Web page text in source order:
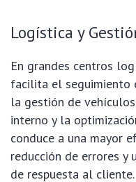
Logística y
En grandes centros
facilita el seguimiento
la gestión de
interno y la
conduce a una mayor
reducción de errores y
de respuesta al cliente.